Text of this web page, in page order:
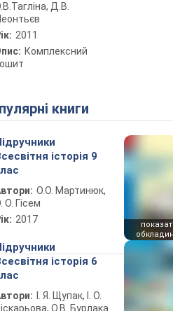
Д.В.
2011
Комплексний
книги
історія 9
О.О. Мартинюк,
О. Гісем
2017
історія 6
І. Я. Щупак, І. О.
О.В. Бурлака